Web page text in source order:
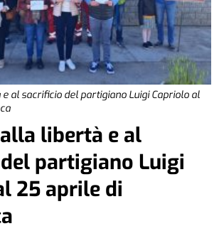
al sacrificio del partigiano Luigi Capriolo al
libertà e al
partigiano Luigi
25 aprile di